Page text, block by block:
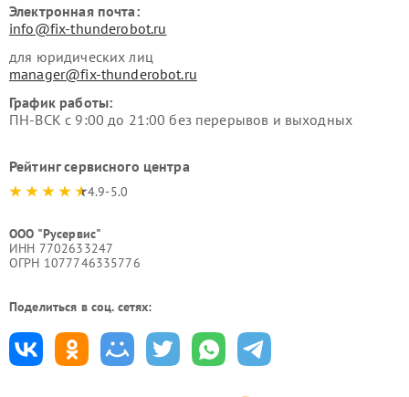
Электронная почта:
info@fix-thunderobot.ru
для юридических лиц
manager@fix-thunderobot.ru
График работы:
ПН-ВСК с 9:00 до 21:00 без перерывов и выходных
Рейтинг сервисного центра
4.9-5.0
ООО "Русервис"
ИНН 7702633247
ОГРН 1077746335776
Поделиться в соц. сетях: